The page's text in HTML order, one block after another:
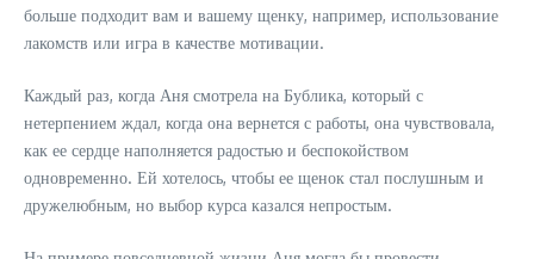
больше подходит вам и вашему щенку, например, использование
лакомств или игра в качестве мотивации.
Каждый раз, когда Аня смотрела на Бублика, который с
нетерпением ждал, когда она вернется с работы, она чувствовала,
как ее сердце наполняется радостью и беспокойством
одновременно. Ей хотелось, чтобы ее щенок стал послушным и
дружелюбным, но выбор курса казался непростым.